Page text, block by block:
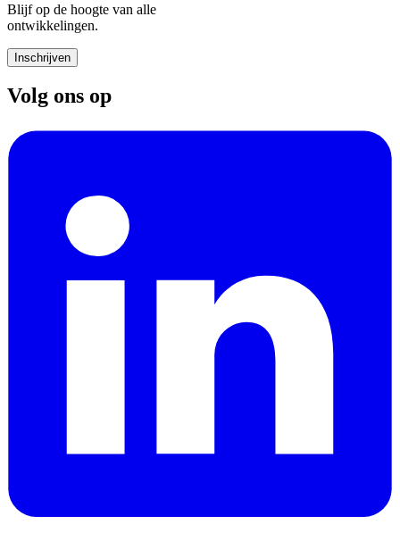
Blijf op de hoogte van alle
ontwikkelingen.
Inschrijven
Volg ons op